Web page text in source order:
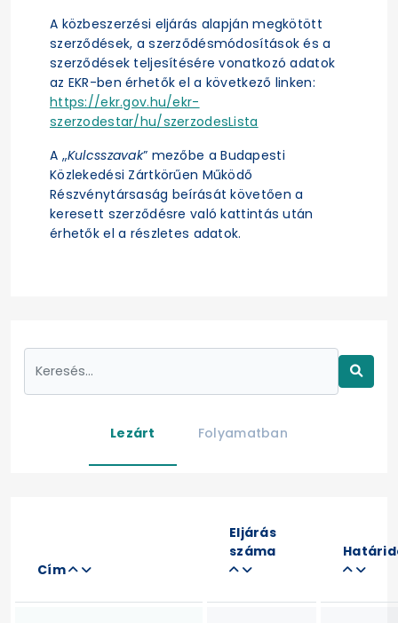
A közbeszerzési eljárás alapján megkötött
szerződések, a szerződésmódosítások és a
szerződések teljesítésére vonatkozó adatok
az EKR-ben érhetők el a következő linken:
https://ekr.gov.hu/ekr-
szerzodestar/hu/szerzodesLista
A „Kulcsszavak” mezőbe a Budapesti
Közlekedési Zártkörűen Működő
Részvénytársaság beírását követően a
keresett szerződésre való kattintás után
érhetők el a részletes adatok.
Lezárt Folyamatban
Cím
Eljárás
száma